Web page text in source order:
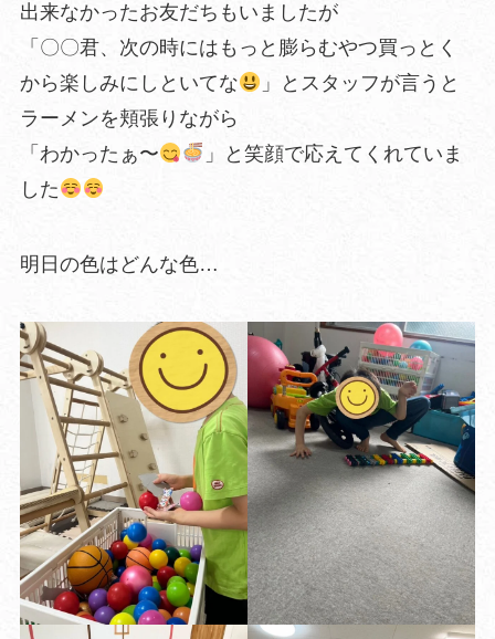
出来なかったお友だちもいましたが
「〇〇君、次の時にはもっと膨らむやつ買っとく
から楽しみにしといてな
」とスタッフが言うと
ラーメンを頬張りながら
「わかったぁ〜
」と笑顔で応えてくれていま
した
明日の色はどんな色…